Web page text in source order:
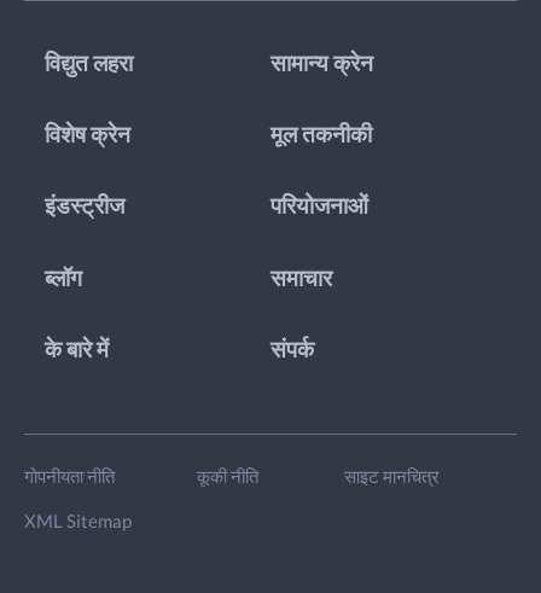
विद्युत लहरा सामान्य क्रेन
विशेष क्रेन मूल तकनीकी
इंडस्ट्रीज परियोजनाओं
ब्लॉग समाचार
के बारे में संपर्क
गोपनीयता नीति कूकी नीति साइट मानचित्र
XML Sitemap